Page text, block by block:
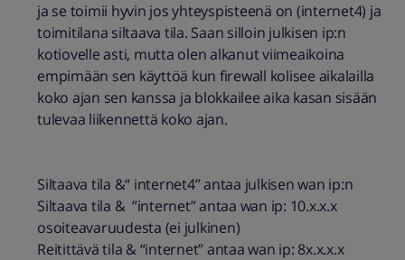
ja se toimii hyvin jos yhteyspisteenä on (internet4) ja
toimitilana siltaava tila. Saan silloin julkisen ip:n
kotiovelle asti, mutta olen alkanut viimeaikoina
empimään sen käyttöä kun firewall kolisee aikalailla
koko ajan sen kanssa ja blokkailee aika kasan sisään
tulevaa liikennettä koko ajan.
Siltaava tila &“ internet4” antaa julkisen wan ip:n
Siltaava tila & ”internet” antaa wan ip: 10.x.x.x
osoiteavaruudesta (ei julkinen)
Reitittävä tila & “internet” antaa wan ip: 8x.x.x.x